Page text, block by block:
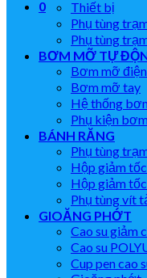
0
Thiết bị
Phụ tùng
Phụ tùng
BƠM MỠ TỰ
Bơm mỡ
Bơm mỡ tay
Hệ thống
Phụ kiện
BÁNH RĂNG
Phụ tùng
Hộp giảm
Hộp giảm
Phụ tùng vít
GIOĂNG PHỚT
Cao su giảm
Cao su
Cup pen cao